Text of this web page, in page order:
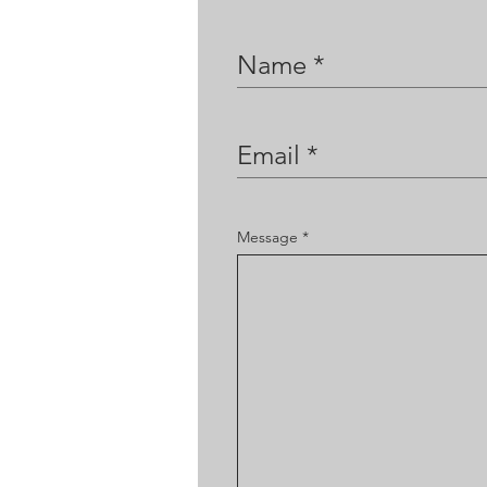
Message